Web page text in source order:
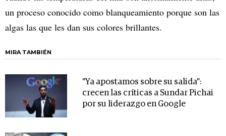
un proceso conocido como blanqueamiento porque son las
algas las que les dan sus colores brillantes.
MIRA TAMBIÉN
"Ya apostamos sobre su salida":
crecen las críticas a Sundar Pichai
por su liderazgo en Google